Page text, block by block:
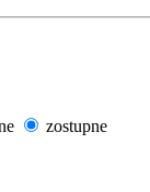
zostupne